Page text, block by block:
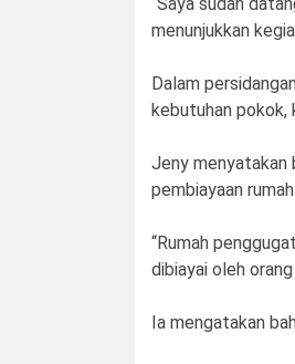
menunjukkan
Dalam
kebutuhan pokok,
Jeny menyatakan
pembiayaan
“Rumah
dibiayai oleh
Ia mengatakan